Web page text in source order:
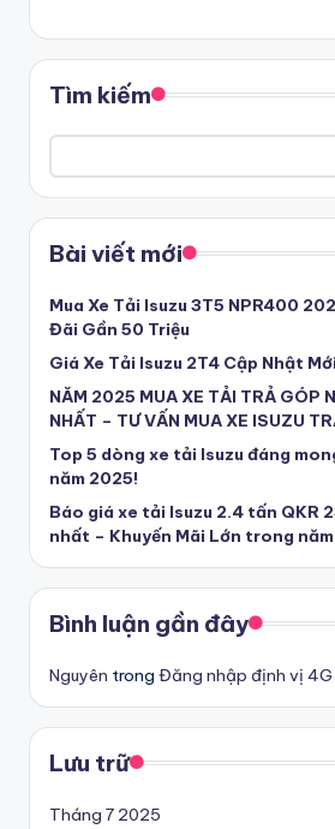
v
ụ
c
h
u
y
ê
n
n
g
hi
ệ
p
Tìm kiếm
Bài viết mới
Mua Xe Tải Isuzu 3T5 NPR400
Đãi Gần 50 Triệu
Giá Xe Tải Isuzu 2T4 Cập Nhật
NĂM 2025 MUA XE TẢI TRẢ GÓP
NHẤT – TƯ VẤN MUA XE ISUZU
Top 5 dòng xe tải Isuzu đáng
năm 2025!
Báo giá xe tải Isuzu 2.4 tấn QKR
nhất – Khuyến Mãi Lớn trong
Bình luận gần đây
Nguyên trong Đăng nhập định vị 4G
Lưu trữ
Tháng 7 2025